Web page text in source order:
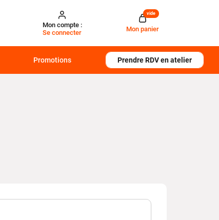
Mon compte :
Se connecter
Mon panier
vide
Promotions Prendre RDV en atelier